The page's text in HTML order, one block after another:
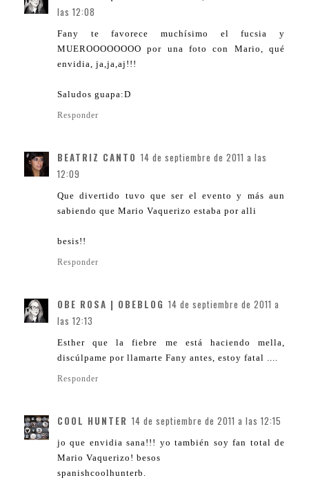
las 12:08
Fany te favorece muchísimo el fucsia y
MUEROOOOOOOO por una foto con Mario, qué
envidia, ja,ja,aj!!!
Saludos guapa:D
Responder
BEATRIZ CANTO 14 de septiembre de 2011 a las
12:09
Que divertido tuvo que ser el evento y más aun
sabiendo que Mario Vaquerizo estaba por alli
besis!!
Responder
OBE ROSA | OBEBLOG 14 de septiembre de 2011 a
las 12:13
Esther que la fiebre me está haciendo mella,
discúlpame por llamarte Fany antes, estoy fatal ....
Responder
COOL HUNTER 14 de septiembre de 2011 a las 12:15
jo que envidia sana!!! yo también soy fan total de
Mario Vaquerizo! besos
spanishcoolhunterb.